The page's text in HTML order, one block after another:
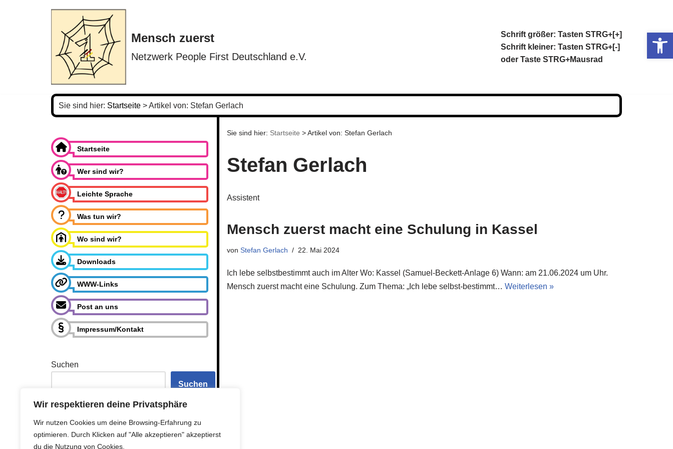
Wir respektieren deine Privatsphäre
Wir nutzen Cookies um deine Browsing-Erfahrung zu
optimieren. Durch Klicken auf "Alle akzeptieren" akzeptierst
du die Nutzung von Cookies.
Mensch zuerst
Netzwerk People First Deutschland e.V.
Schrift größer: Tasten STRG+[+]
Schrift kleiner: Tasten STRG+[-]
oder Taste STRG+Mausrad
Sie sind hier: Startseite >Artikel von: Stefan Gerlach
Startseite
Wer sind wir?
Leichte Sprache
Was tun wir?
Wo sind wir?
Downloads
WWW-Links
Post an uns
Impressum/Kontakt
Suchen
Suchen
Sie sind hier: Startseite >Artikel von: Stefan Gerlach
Stefan Gerlach
Assistent
Mensch zuerst macht eine Schulung in Kassel
von Stefan Gerlach 22. Mai 2024
Ich lebe selbstbestimmt auch im Alter Wo: Kassel (Samuel-Beckett-Anlage 6) Wann: am 21.06.2024 um Uhr.
Mensch zuerst macht eine Schulung. Zum Thema: „Ich lebe selbst-bestimmt… Weiterlesen »